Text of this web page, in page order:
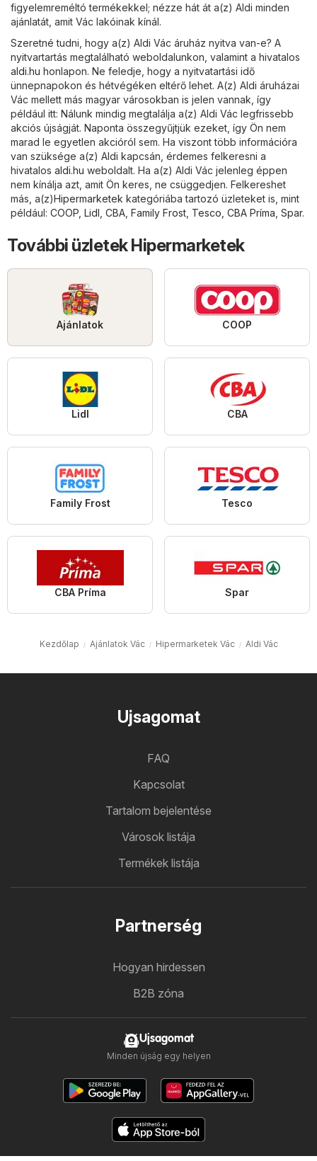
figyelemreméltó termékekkel; nézze hát át a(z) Aldi minden
ajánlatát, amit Vác lakóinak kínál.
Szeretné tudni, hogy a(z) Aldi Vác áruház nyitva van-e? A
nyitvartartás megtalálható weboldalunkon, valamint a hivatalos
aldi.hu honlapon. Ne feledje, hogy a nyitvatartási idő
ünnepnapokon és hétvégéken eltérő lehet. A(z) Aldi áruházai
Vác mellett más magyar városokban is jelen vannak, így
például itt: Nálunk mindig megtalálja a(z) Aldi Vác legfrissebb
akciós újságját. Naponta összegyűjtjük ezeket, így Ön nem
marad le egyetlen akcióról sem. Ha viszont több információra
van szüksége a(z) Aldi kapcsán, érdemes felkeresni a
hivatalos aldi.hu weboldalt. Ha a(z) Aldi Vác jelenleg éppen
nem kínálja azt, amit Ön keres, ne csüggedjen. Felkereshet
más, a(z)Hipermarketek kategóriába tartozó üzleteket is, mint
például: COOP Lidl CBA Family Frost Tesco CBA Príma Spar.
További üzletek Hipermarketek
Ajánlatok COOP
Lidl CBA
Family Frost Tesco
CBA Príma Spar
Kezdőlap Ajánlatok Vác Hipermarketek Vác Aldi Vác
Ujsagomat
FAQ
Kapcsolat
Tartalom bejelentése
Városok listája
Termékek listája
Partnerség
Hogyan hirdessen
B2B zóna
Ujsagomat
Minden újság egy helyen